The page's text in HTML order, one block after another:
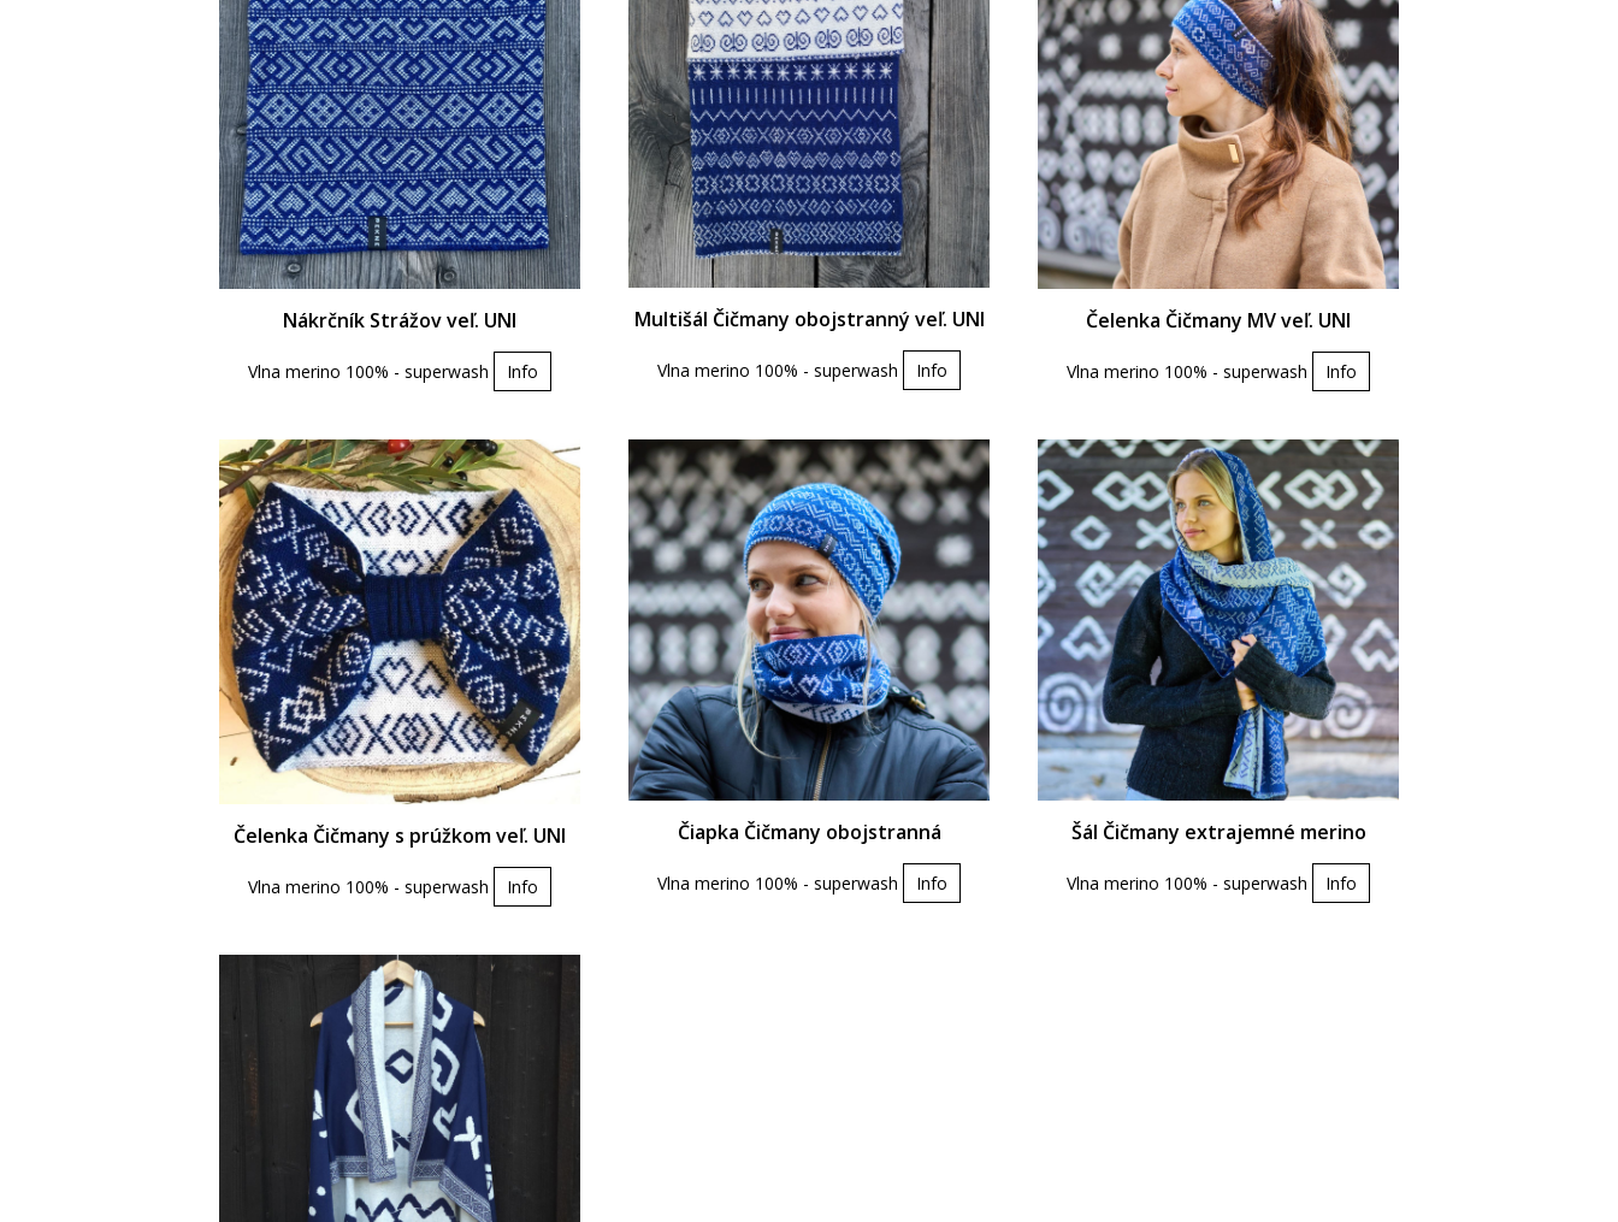
Nákrčník Strážov veľ. UNI
Vlna merino 100% - superwash Info
Multišál Čičmany obojstranný veľ. UNI
Vlna merino 100% - superwash Info
Čelenka Čičmany MV veľ. UNI
Vlna merino 100% - superwash Info
Čelenka Čičmany s prúžkom veľ. UNI
Vlna merino 100% - superwash Info
Čiapka Čičmany obojstranná
Vlna merino 100% - superwash Info
Šál Čičmany extrajemné merino
Vlna merino 100% - superwash Info